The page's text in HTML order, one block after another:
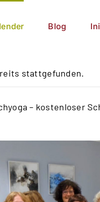
Blog
stattgefunden.
– kostenloser